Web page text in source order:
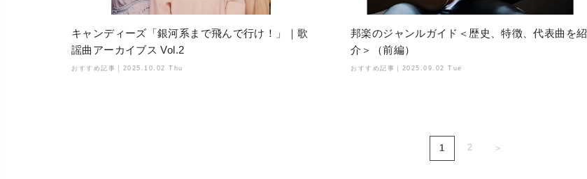
キャンディーズ「銀河系まで飛んで行け！」｜歌
謡曲アーカイブス Vol.2
おすすめ記事｜ 2025.10.02 Thu
邦楽のジャンルガイド＜歴史、特徴、代表曲を紹
介＞（前編）
おすすめ記事｜ 2025.09.02 Tue
1 2 ＞